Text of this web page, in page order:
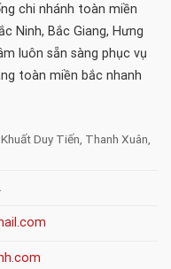
chi nhánh toàn miền
Ninh, Bắc Giang, Hưng
luôn sẵn sàng phục vụ
toàn miền bắc nhanh
Duy Tiến, Thanh Xuân,